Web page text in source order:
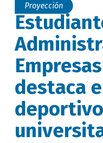
Proyección
destaca